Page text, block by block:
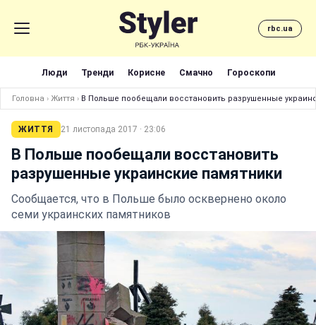
rbc.ua
Люди Тренди Корисне Смачно Гороскопи
Головна › Життя › В Польше пообещали восстановить разрушенные
ЖИТТЯ 21 листопада 2017 · 23:06
В Польше пообещали восстановить
разрушенные украинские памятники
Сообщается, что в Польше было осквернено около
семи украинских памятников